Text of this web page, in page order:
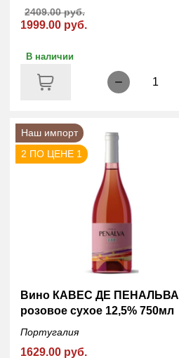
1999.00 руб.
2409.00 руб.
В наличии
1
Наш импорт
2 ПО ЦЕНЕ 1
Вино КАВЕС ДЕ ПЕНАЛЬВА
розовое сухое 12,5% 750мл
Португалия
1629.00 руб.